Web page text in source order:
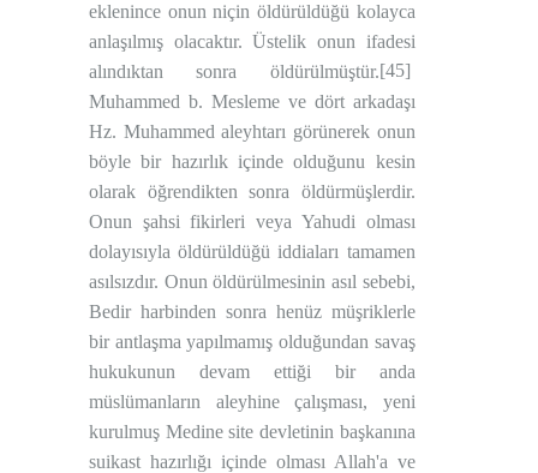
eklenince onun niçin öldürüldüğü kolayca
anlaşılmış olacaktır. Üstelik onun ifadesi
alındıktan sonra öldürülmüştür.[45]
Muhammed b. Mesleme ve dört arkadaşı
Hz. Muhammed aleyhtarı görünerek onun
böyle bir hazırlık içinde olduğunu kesin
olarak öğrendikten sonra öldürmüşlerdir.
Onun şahsi fikirleri veya Yahudi olması
dolayısıyla öldürüldüğü iddiaları tamamen
asılsızdır. Onun öldürülmesinin asıl sebebi,
Bedir harbinden sonra henüz müşriklerle
bir antlaşma yapılmamış olduğundan savaş
hukukunun devam ettiği bir anda
müslümanların aleyhine çalışması, yeni
kurulmuş Medine site devletinin başkanına
suikast hazırlığı içinde olması Allah'a ve